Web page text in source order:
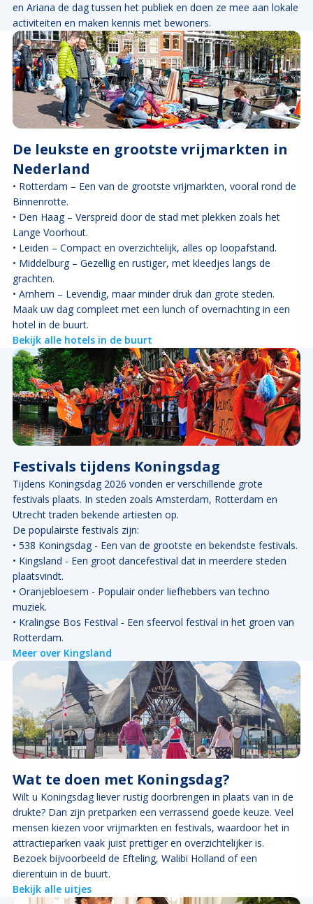
en Ariana de dag tussen het publiek en doen ze mee aan lokale
activiteiten en maken kennis met bewoners.
De leukste en grootste vrijmarkten in
Nederland
• Rotterdam – Een van de grootste vrijmarkten, vooral rond de
Binnenrotte.
• Den Haag – Verspreid door de stad met plekken zoals het
Lange Voorhout.
• Leiden – Compact en overzichtelijk, alles op loopafstand.
• Middelburg – Gezellig en rustiger, met kleedjes langs de
grachten.
• Arnhem – Levendig, maar minder druk dan grote steden.
Maak uw dag compleet met een lunch of overnachting in een
hotel in de buurt.
Bekijk alle hotels in de buurt
Festivals tijdens Koningsdag
Tijdens Koningsdag 2026 vonden er verschillende grote
festivals plaats. In steden zoals Amsterdam, Rotterdam en
Utrecht traden bekende artiesten op.
De populairste festivals zijn:
• 538 Koningsdag - Een van de grootste en bekendste festivals.
• Kingsland - Een groot dancefestival dat in meerdere steden
plaatsvindt.
• Oranjebloesem - Populair onder liefhebbers van techno
muziek.
• Kralingse Bos Festival - Een sfeervol festival in het groen van
Rotterdam.
Meer over Kingsland
Wat te doen met Koningsdag?
Wilt u Koningsdag liever rustig doorbrengen in plaats van in de
drukte? Dan zijn pretparken een verrassend goede keuze. Veel
mensen kiezen voor vrijmarkten en festivals, waardoor het in
attractieparken vaak juist prettiger en overzichtelijker is.
Bezoek bijvoorbeeld de Efteling, Walibi Holland of een
dierentuin in de buurt.
Bekijk alle uitjes